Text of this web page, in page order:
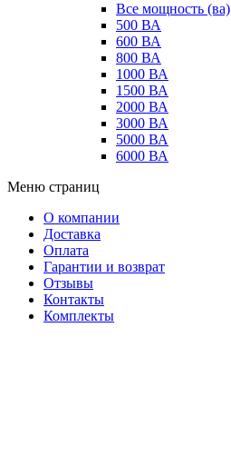
Все мощность (ва)
500 ВА
600 ВА
800 ВА
1000 ВА
1500 ВА
2000 ВА
3000 ВА
5000 ВА
6000 ВА
Меню страниц
О компании
Доставка
Оплата
Гарантии и возврат
Отзывы
Контакты
Комплекты